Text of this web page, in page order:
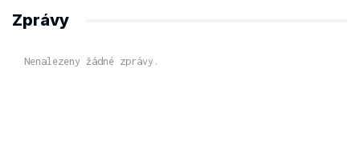
Zprávy
Nenalezeny žádné zprávy.